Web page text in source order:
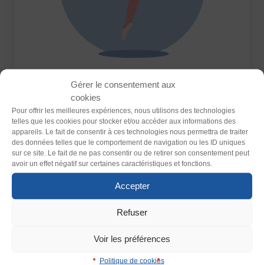
Gérer le consentement aux
cookies
Pour offrir les meilleures expériences, nous utilisons des technologies
telles que les cookies pour stocker et/ou accéder aux informations des
appareils. Le fait de consentir à ces technologies nous permettra de traiter
des données telles que le comportement de navigation ou les ID uniques
sur ce site. Le fait de ne pas consentir ou de retirer son consentement peut
avoir un effet négatif sur certaines caractéristiques et fonctions.
Accepter
Refuser
Voir les préférences
Politique de cookies
ACTIVITÉS PHYSIQUES DE DANSE ET
D’EXPRESSION
Les activités de danse et d’expression sont
essentielles à l’épanouissement de nombreux
pratiquants. Riche d’une variété de pratiques
multiples, la FSGT veut mettre la danse et
l’expression scénique à la portée de toutes et tous.
Clair Sombre
Police (dyslexie)
Défaut Adapter
Taille du texte